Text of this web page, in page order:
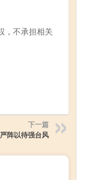
，不承担相关
下一篇
阵以待强台风